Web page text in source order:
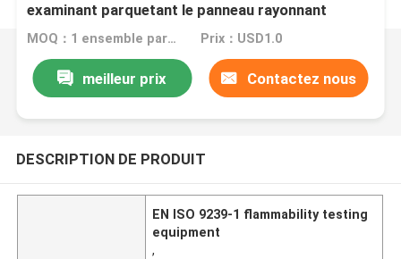
examinant parquetant le panneau rayonnant
MOQ：1 ensemble parquetant le panneau rayonnant Prix：USD1.0
meilleur prix Contactez nous
DESCRIPTION DE PRODUIT
EN ISO 9239-1 flammability testing
equipment
,